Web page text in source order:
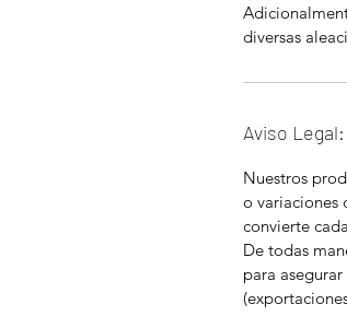
diversas
Aviso Legal:
Nuestros
o variaciones
convierte
De todas
para